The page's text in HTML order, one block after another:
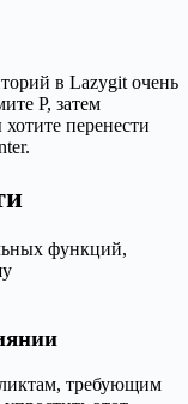
в Lazygit очень
P, затем
перенести
функций,
требующим